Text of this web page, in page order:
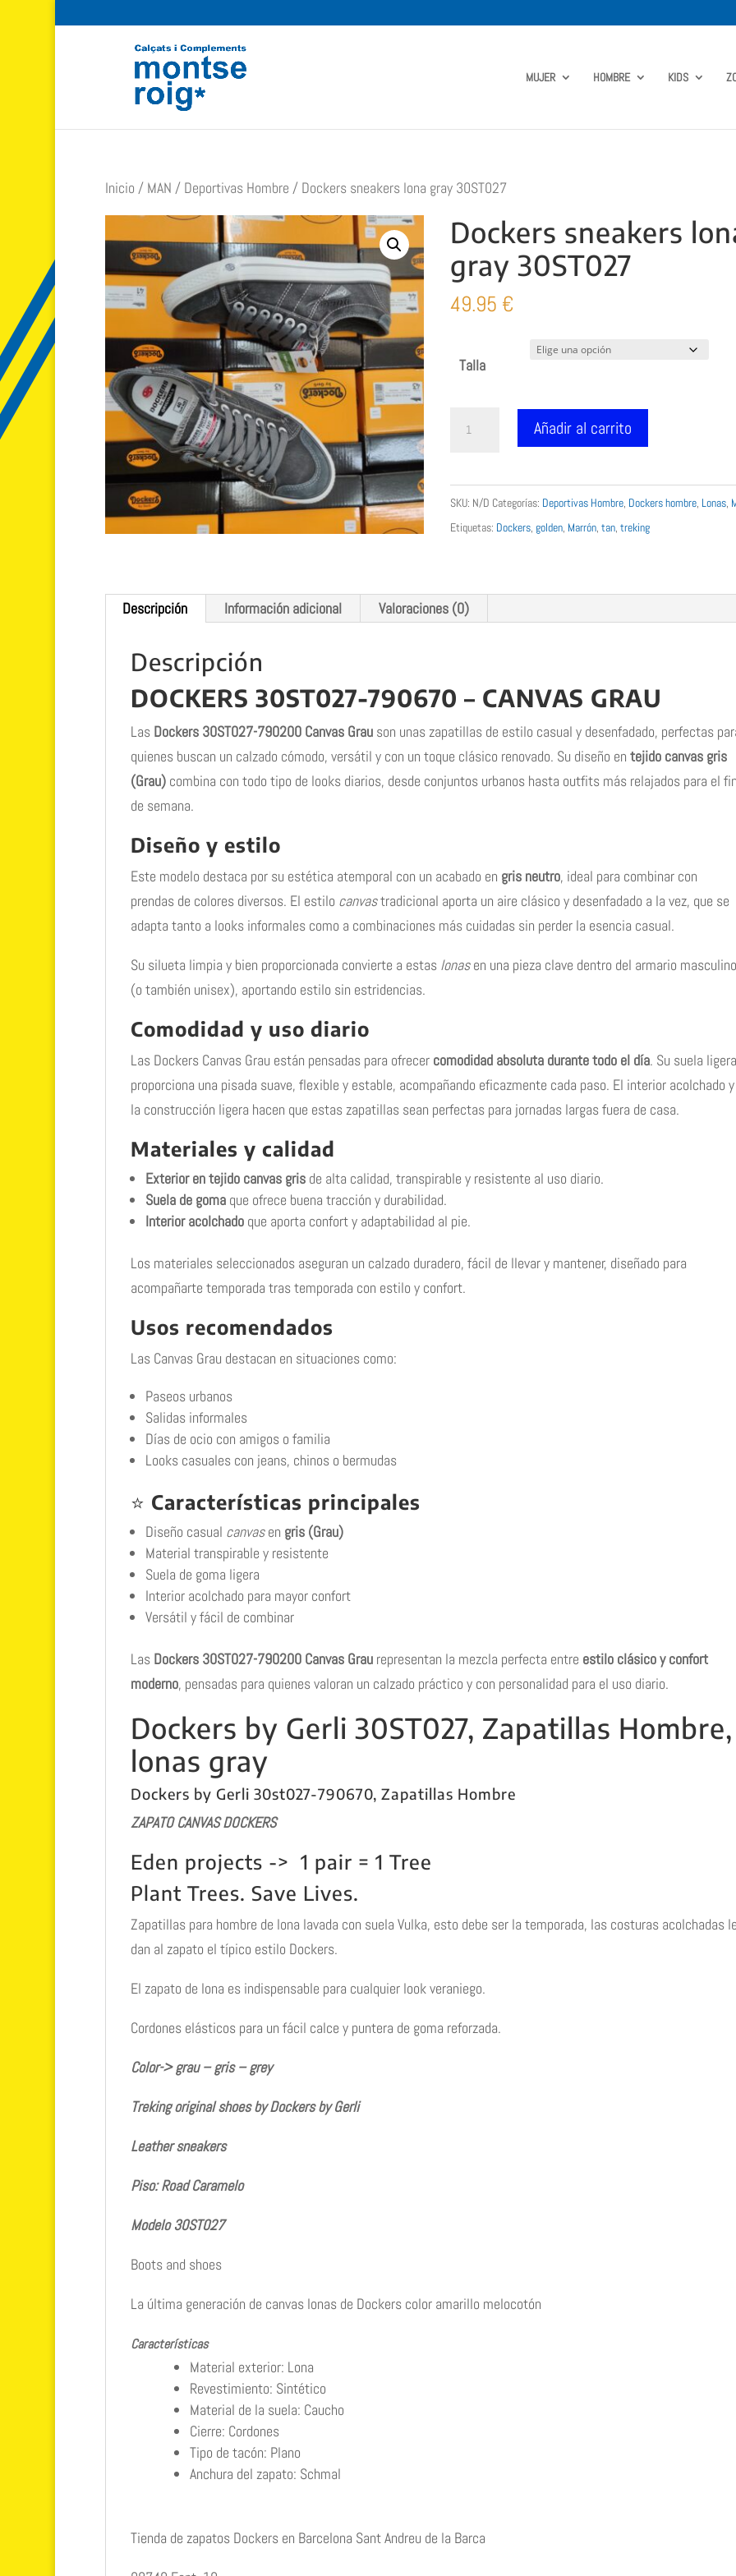
MUJER HOMBRE KIDS
Inicio / MAN / Deportivas Hombre / Dockers sneakers lona gray 30ST027
Dockers sneakers
gray 30ST027
49.95 €
Talla
Añadir al carrito
SKU: N/D Categorías: Deportivas Hombre, Dockers hombre, Lonas,
Etiquetas: Dockers,golden, Marrón,tan,treking
Descripción Información adicional Valoraciones (0)
Descripción
DOCKERS 30ST027-790670 – CANVAS GRAU
Las Dockers 30ST027-790200 Canvas Grauson unas zapatillas de estilo casual y desenfadado, perfectas
quienes buscan un calzado cómodo, versátil y con un toque clásico renovado. Su diseño en tejido canvas gris
(Grau)combina con todo tipo de looks diarios, desde conjuntos urbanos hasta outfits más relajados para el
de semana.
Diseño y estilo
Este modelo destaca por su estética atemporal con un acabado en gris neutro, ideal para combinar con
prendas de colores diversos. El estilo canvastradicional aporta un aire clásico y desenfadado a la vez, que se
adapta tanto a looks informales como a combinaciones más cuidadas sin perder la esencia casual.
Su silueta limpia y bien proporcionada convierte a estas lonasen una pieza clave dentro del armario masculino
(o también unisex), aportando estilo sin estridencias.
Comodidad y uso diario
Las Dockers Canvas Grau están pensadas para ofrecer comodidad absoluta durante todo el día. Su suela ligera
proporciona una pisada suave, flexible y estable, acompañando eficazmente cada paso. El interior acolchado y
la construcción ligera hacen que estas zapatillas sean perfectas para jornadas largas fuera de casa.
Materiales y calidad
Exterior en tejido canvas grisde alta calidad, transpirable y resistente al uso diario.
Suela de gomaque ofrece buena tracción y durabilidad.
Interior acolchadoque aporta confort y adaptabilidad al pie.
Los materiales seleccionados aseguran un calzado duradero, fácil de llevar y mantener, diseñado para
acompañarte temporada tras temporada con estilo y confort.
Usos recomendados
Las Canvas Grau destacan en situaciones como:
Paseos urbanos
Salidas informales
Días de ocio con amigos o familia
Looks casuales con jeans, chinos o bermudas
⭐ Características principales
Diseño casual canvasen gris (Grau)
Material transpirable y resistente
Suela de goma ligera
Interior acolchado para mayor confort
Versátil y fácil de combinar
Las Dockers 30ST027-790200 Canvas Graurepresentan la mezcla perfecta entre estilo clásico y confort
moderno, pensadas para quienes valoran un calzado práctico y con personalidad para el uso diario.
Dockers by Gerli 30ST027, Zapatillas Hombre,
lonas gray
Dockers by Gerli 30st027-790670, Zapatillas Hombre
ZAPATO CANVAS DOCKERS
Eden projects -> 1 pair = 1 Tree
Plant Trees. Save Lives.
Zapatillas para hombre de lona lavada con suela Vulka, esto debe ser la temporada, las costuras acolchadas
dan al zapato el típico estilo Dockers.
El zapato de lona es indispensable para cualquier look veraniego.
Cordones elásticos para un fácil calce y puntera de goma reforzada.
Color-> grau – gris – grey
Treking original shoes by Dockers by Gerli
Leather sneakers
Piso: Road Caramelo
Modelo 30ST027
Boots and shoes
La última generación de canvas lonas de Dockers color amarillo melocotón
Características
Material exterior: Lona
Revestimiento: Sintético
Material de la suela: Caucho
Cierre: Cordones
Tipo de tacón: Plano
Anchura del zapato: Schmal
Tienda de zapatos Dockers en Barcelona Sant Andreu de la Barca